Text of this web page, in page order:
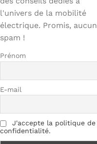
l'univers de la mobilité
électrique. Promis, aucun
spam !
Prénom
E-mail
J'accepte la politique de
confidentialité.